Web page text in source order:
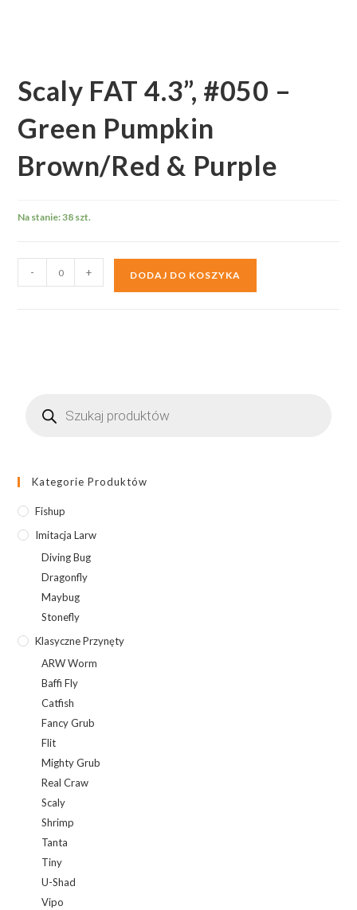
Scaly FAT 4.3”, #050 –
Green Pumpkin
Brown/Red & Purple
Na stanie: 38 szt.
Scaly
Pumpkin
Brown/Red
- + DODAJ DO KOSZYKA
produktów
Kategorie Produktów
Fishup
Imitacja Larw
Diving Bug
Dragonfly
Maybug
Stonefly
Klasyczne Przynęty
ARW Worm
Baffi Fly
Catfish
Fancy Grub
Flit
Mighty Grub
Real Craw
Scaly
Shrimp
Tanta
Tiny
U-Shad
Vipo